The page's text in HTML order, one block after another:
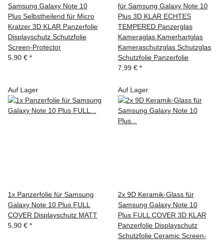
Samsung Galaxy Note 10
Plus Selbstheilend für Micro
Kratzer 3D KLAR Panzerfolie
Displayschutz Schutzfolie
Screen-Protector
5,90 € *
für Samsung Galaxy Note 10
Plus 3D KLAR ECHTES
TEMPERED Panzerglas
Kameraglas Kamerhartglas
Kameraschutzglas Schutzglas
Schutzfolie Panzerfolie
7,99 € *
Auf Lager
1x Panzerfolie für Samsung
Galaxy Note 10 Plus FULL
COVER Displayschutz MATT
5,90 € *
Auf Lager
2x 9D Keramik-Glass für
Samsung Galaxy Note 10
Plus FULL COVER 3D KLAR
Panzerfolie Displayschutz
Schutzfolie Ceramic Screen-